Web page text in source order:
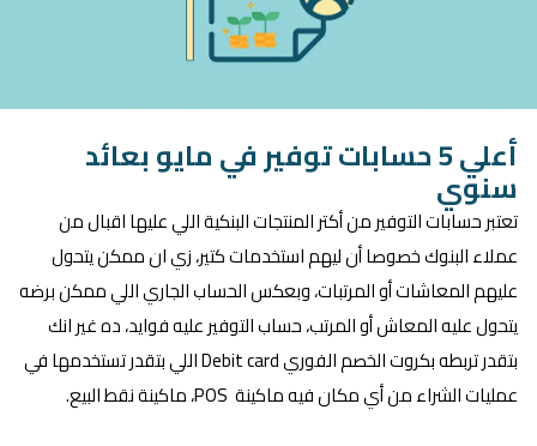
أعلي 5 حسابات توفير في مايو بعائد
سنوي
تعتبر حسابات التوفير من أكتر المنتجات البنكية اللي عليها اقبال من
عملاء البنوك خصوصا أن ليهم استخدمات كتير، زي ان ممكن يتحول
عليهم المعاشات أو المرتبات، وبعكس الحساب الجاري اللي ممكن برضه
يتحول عليه المعاش أو المرتب، حساب التوفير عليه فوايد، ده غير انك
بتقدر تربطه بكروت الخصم الفوري Debit card اللي بتقدر تستخدمها في
عمليات الشراء من أي مكان فيه ماكينة POS، ماكينة نقط البيع.